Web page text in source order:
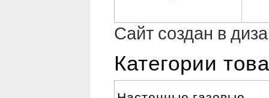
Сайт создан в
Категории